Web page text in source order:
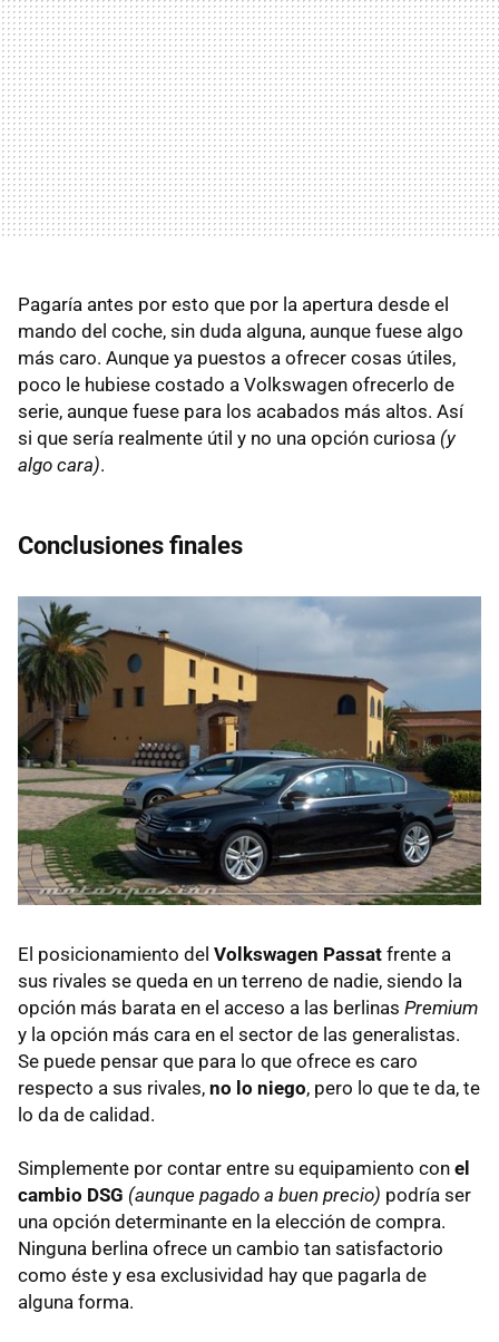
Pagaría antes por esto que por la apertura desde el
mando del coche, sin duda alguna, aunque fuese algo
más caro. Aunque ya puestos a ofrecer cosas útiles,
poco le hubiese costado a Volkswagen ofrecerlo de
serie, aunque fuese para los acabados más altos. Así
si que sería realmente útil y no una opción curiosa (y
algo cara).
Conclusiones finales
El posicionamiento del Volkswagen Passat frente a
sus rivales se queda en un terreno de nadie, siendo la
opción más barata en el acceso a las berlinas Premium
y la opción más cara en el sector de las generalistas.
Se puede pensar que para lo que ofrece es caro
respecto a sus rivales, no lo niego, pero lo que te da, te
lo da de calidad.
Simplemente por contar entre su equipamiento con el
cambio DSG (aunque pagado a buen precio) podría ser
una opción determinante en la elección de compra.
Ninguna berlina ofrece un cambio tan satisfactorio
como éste y esa exclusividad hay que pagarla de
alguna forma.